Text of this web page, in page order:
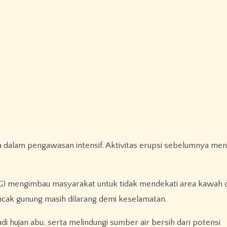
pengawasan intensif. Aktivitas erupsi sebelumnya
mengimbau masyarakat untuk tidak mendekati area kawah
gunung masih dilarang demi keselamatan.
hujan abu, serta melindungi sumber air bersih dari potensi